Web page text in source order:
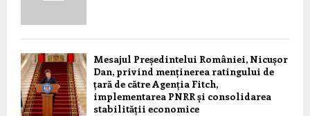
Mesajul Președintelui României, Nicușor
Dan, privind menținerea ratingului de
țară de către Agenția Fitch,
implementarea PNRR și consolidarea
stabilității economice